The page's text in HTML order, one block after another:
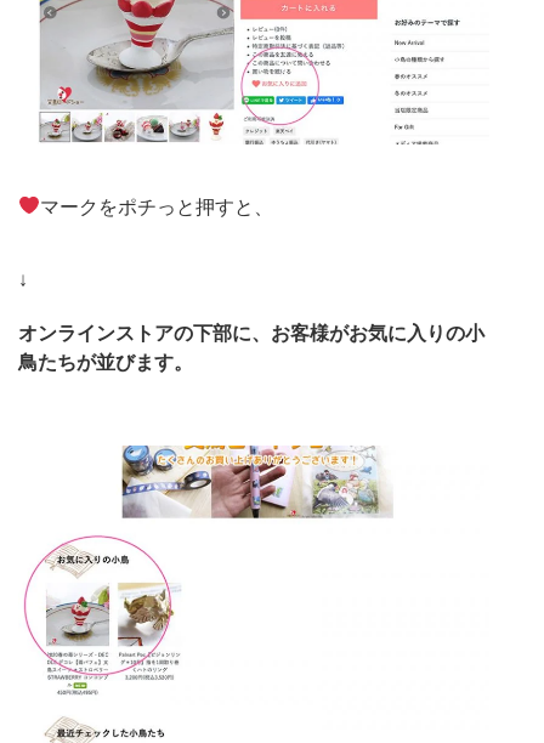
マークをポチっと押すと、
↓
オンラインストアの下部に、お客様がお気に入りの小
鳥たちが並びます。